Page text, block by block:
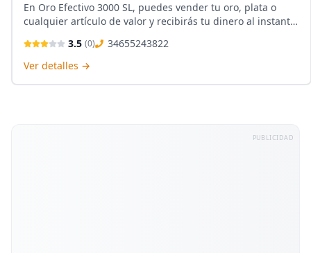
En Oro Efectivo 3000 SL, puedes vender tu oro, plata o
cualquier artículo de valor y recibirás tu dinero al instante
hacerlo solo pagando un porcentaje de interés.
3.5 (0)
34655243822
Ver detalles →
PUBLICIDAD